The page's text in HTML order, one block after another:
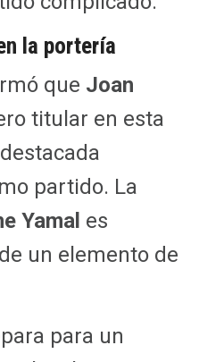
la portería
que Joan
titular en esta
partido. La
Yamal es
un elemento de
para un